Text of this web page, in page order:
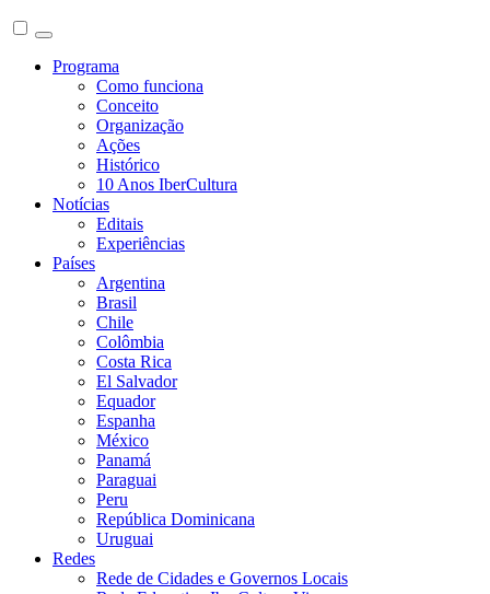
Programa
Como funciona
Conceito
Organização
Ações
Histórico
10 Anos IberCultura
Notícias
Editais
Experiências
Países
Argentina
Brasil
Chile
Colômbia
Costa Rica
El Salvador
Equador
Espanha
México
Panamá
Paraguai
Peru
República Dominicana
Uruguai
Redes
Rede de Cidades e Governos Locais